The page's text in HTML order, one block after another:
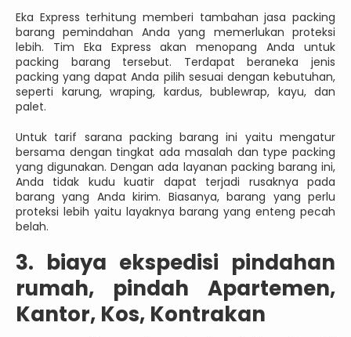
Eka Express terhitung memberi tambahan jasa packing
barang pemindahan Anda yang memerlukan proteksi
lebih. Tim Eka Express akan menopang Anda untuk
packing barang tersebut. Terdapat beraneka jenis
packing yang dapat Anda pilih sesuai dengan kebutuhan,
seperti karung, wraping, kardus, bublewrap, kayu, dan
palet.
Untuk tarif sarana packing barang ini yaitu mengatur
bersama dengan tingkat ada masalah dan type packing
yang digunakan. Dengan ada layanan packing barang ini,
Anda tidak kudu kuatir dapat terjadi rusaknya pada
barang yang Anda kirim. Biasanya, barang yang perlu
proteksi lebih yaitu layaknya barang yang enteng pecah
belah.
3. biaya ekspedisi pindahan
rumah, pindah Apartemen,
Kantor, Kos, Kontrakan